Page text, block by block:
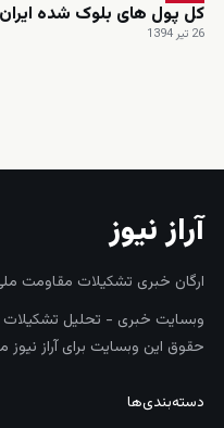
کل پول های بلوک شده ایران فقط ۲۳ میلیارد
26 تیر 1394
آراز نیوز
ارگان خبری تشکیلات مقاومت ملی
وبسایت خبری - تحلیل تشکیلات
حقوق این وبسایت برای آراز
دسته‌بندی‌ها